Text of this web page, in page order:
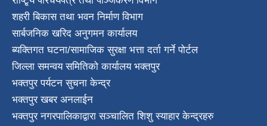
शहरी बिकास तथा भवन निर्माण विभाग
सार्बजनिक खरिद अनुगमन कार्यालय
ब्यक्तिगत घटना/सामाजिक सुरक्षा भत्ता दर्ता गर्ने पोर्टल
जिल्ला समन्वय समितिको कार्यालय भक्तपुर
भक्तपुर पर्यटन सुचना केन्द्र
भक्तपुर खबर अनलाईन
भक्तपुर नगरपालिकाद्वारा सञ्चालित शिशु स्याहार केन्द्रहरु